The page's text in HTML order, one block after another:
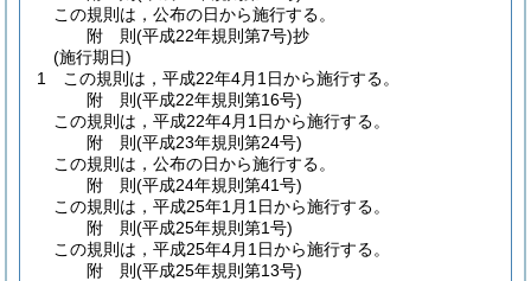
この規則は，公布の日から施行する。
附 則(平成22年規則第7号)抄
(施行期日)
1
この規則は，平成22年4月1日から施行する。
附 則(平成22年規則第16号)
この規則は，平成22年4月1日から施行する。
附 則(平成23年規則第24号)
この規則は，公布の日から施行する。
附 則(平成24年規則第41号)
この規則は，平成25年1月1日から施行する。
附 則(平成25年規則第1号)
この規則は，平成25年4月1日から施行する。
附 則(平成25年規則第13号)